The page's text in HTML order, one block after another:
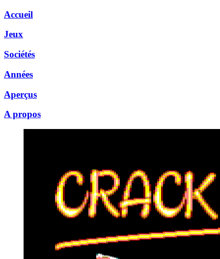
Accueil
Jeux
Sociétés
Années
Aperçus
A propos